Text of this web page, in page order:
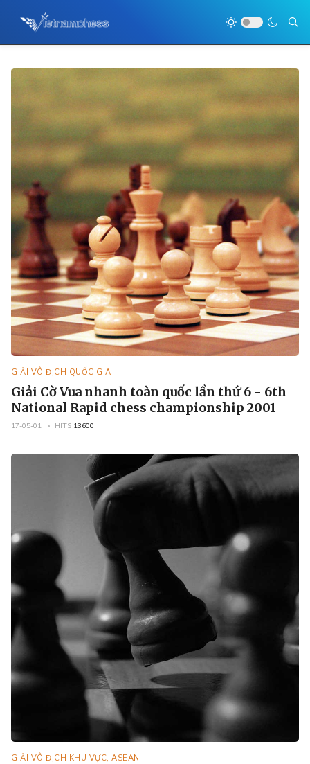
GIẢI VÔ ĐỊCH QUỐC GIA
Giải Cờ Vua nhanh toàn quốc lần thứ 6 - 6th
National Rapid chess championship 2001
17-05-01 HITS 13600
GIẢI VÔ ĐỊCH KHU VỰC, ASEAN